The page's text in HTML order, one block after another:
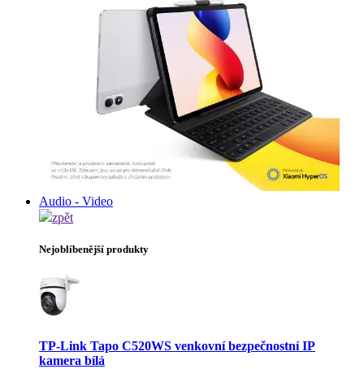
Audio - Video
zpět
Nejoblíbenější produkty
TP-Link Tapo C520WS venkovní bezpečnostní IP
kamera bílá